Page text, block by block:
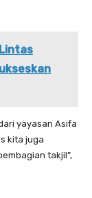
yayasan Asifa
kita juga
takjil”,